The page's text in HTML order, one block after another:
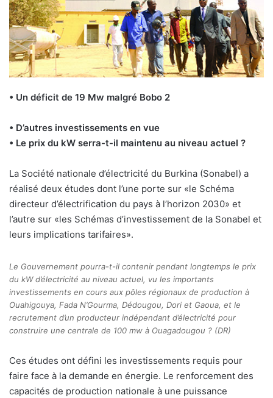
• Un déficit de 19 Mw malgré Bobo 2
• D’autres investissements en vue
• Le prix du kW serra-t-il maintenu au niveau actuel ?
La Société nationale d’électricité du Burkina (Sonabel) a
réalisé deux études dont l’une porte sur «le Schéma
directeur d’électrification du pays à l’horizon 2030» et
l’autre sur «les Schémas d’investissement de la Sonabel et
leurs implications tarifaires».
Le Gouvernement pourra-t-il contenir pendant longtemps le prix
du kW d’électricité au niveau actuel, vu les importants
investissements en cours aux pôles régionaux de production à
Ouahigouya, Fada N’Gourma, Dédougou, Dori et Gaoua, et le
recrutement d’un producteur indépendant d’électricité pour
construire une centrale de 100 mw à Ouagadougou ? (DR)
Ces études ont défini les investissements requis pour
faire face à la demande en énergie. Le renforcement des
capacités de production nationale à une puissance